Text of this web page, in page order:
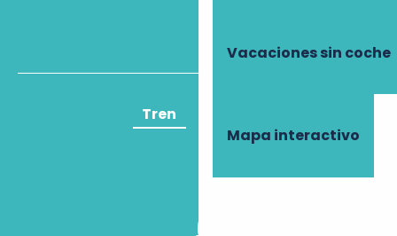
Vacaciones sin coche
Mapa interactivo
Tren